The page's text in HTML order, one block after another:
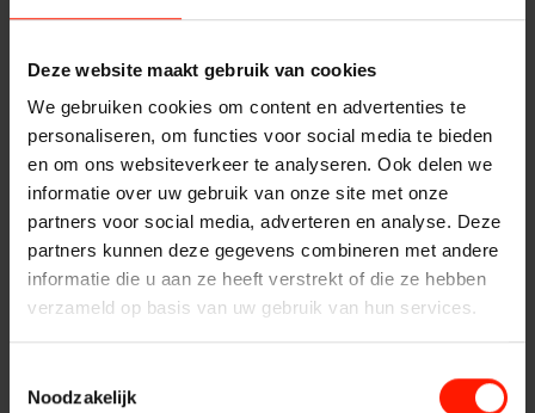
Deze website maakt gebruik van cookies
We gebruiken cookies om content en advertenties te
personaliseren, om functies voor social media te bieden
en om ons websiteverkeer te analyseren. Ook delen we
informatie over uw gebruik van onze site met onze
partners voor social media, adverteren en analyse. Deze
partners kunnen deze gegevens combineren met andere
informatie die u aan ze heeft verstrekt of die ze hebben
verzameld op basis van uw gebruik van hun services.
Noodzakelijk
Interaction Analytics
Spraakanalyse
Cloud Recorder
Branches
LeapXpert
Nexidia
Projecten
Nieuws
Service
24/7 Support
vanuit videocamera’s (CCTV), video servers,
conferentiesystemen of een Unified Communications
Aansturing van H.264
recording
De aansturing van H.264 video streams kan op meerdere
manieren plaatsvinden:
Aansturing op basis van het aangeboden videosignaal
Aansturing in combinatie met het op te nemen